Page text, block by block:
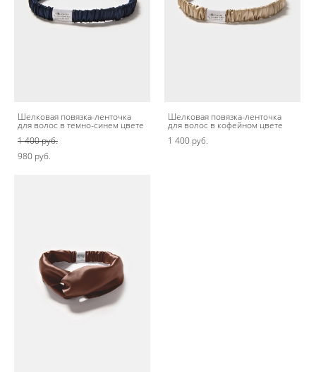
Шелковая повязка-ленточка
для волос в темно-синем цвете
1 400 pуб.
980 pуб.
Шелковая повязка-ленточка
для волос в кофейном цвете
1 400 pуб.